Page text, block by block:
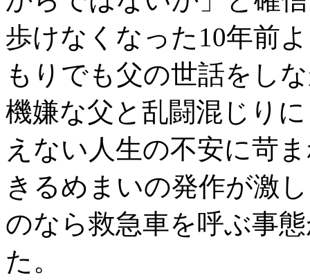
歩けなくなった10年前
もりでも父の世話をし
機嫌な父と乱闘混じり
えない人生の不安に苛
きるめまいの発作が激
のなら救急車を呼ぶ事
た。